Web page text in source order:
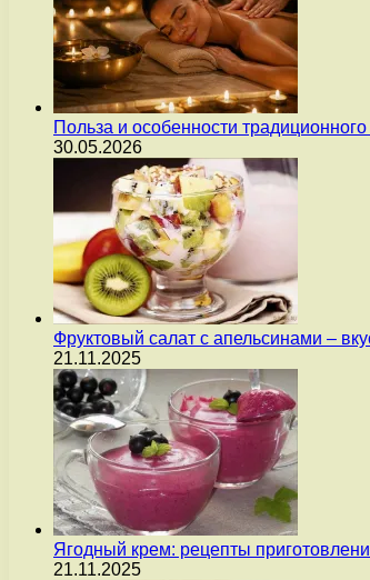
Польза и особенности
30.05.2026
Фруктовый салат с апельсинами –
21.11.2025
Ягодный крем: рецепты
21.11.2025